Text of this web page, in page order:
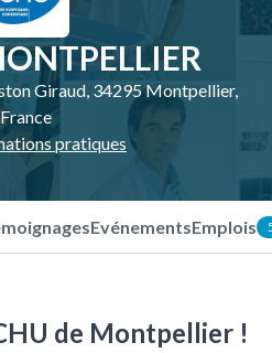
Giraud, 34295 Montpellier,
France
pratiques
EvénementsEmplois
de Montpellier !